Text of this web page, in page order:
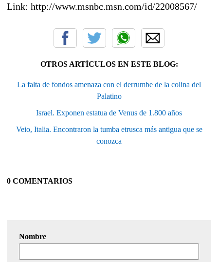
Link: http://www.msnbc.msn.com/id/22008567/
OTROS ARTÍCULOS EN ESTE BLOG:
La falta de fondos amenaza con el derrumbe de la colina del
Palatino
Israel. Exponen estatua de Venus de 1.800 años
Veio, Italia. Encontraron la tumba etrusca más antigua que se
conozca
0 COMENTARIOS
Nombre